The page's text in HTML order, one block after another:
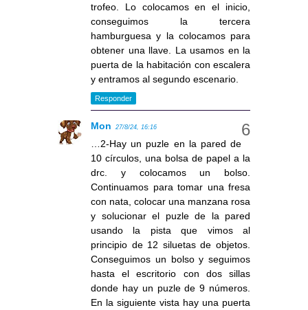
trofeo. Lo colocamos en el inicio,
conseguimos la tercera
hamburguesa y la colocamos para
obtener una llave. La usamos en la
puerta de la habitación con escalera
y entramos al segundo escenario.
Responder
Mon 27/8/24, 16:16
…2-Hay un puzle en la pared de
10 círculos, una bolsa de papel a la
drc. y colocamos un bolso.
Continuamos para tomar una fresa
con nata, colocar una manzana rosa
y solucionar el puzle de la pared
usando la pista que vimos al
principio de 12 siluetas de objetos.
Conseguimos un bolso y seguimos
hasta el escritorio con dos sillas
donde hay un puzle de 9 números.
En la siguiente vista hay una puerta